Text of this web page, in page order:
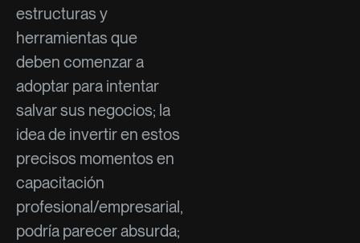
estructuras y
herramientas que
deben comenzar a
adoptar para intentar
salvar sus negocios; la
idea de invertir en estos
precisos momentos en
capacitación
profesional/empresarial,
podría parecer absurda;